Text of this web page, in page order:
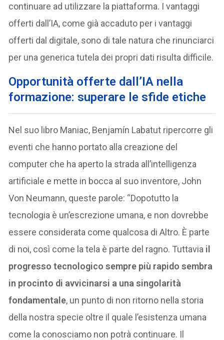
continuare ad utilizzare la piattaforma. I vantaggi
offerti dall’IA, come già accaduto per i vantaggi
offerti dal digitale, sono di tale natura che rinunciarci
per una generica tutela dei propri dati risulta difficile.
Opportunità offerte dall’IA nella
formazione: superare le sfide etiche
Nel suo libro Maniac, Benjamín Labatut ripercorre gli
eventi che hanno portato alla creazione del
computer che ha aperto la strada all’intelligenza
artificiale e mette in bocca al suo inventore, John
Von Neumann, queste parole: “Dopotutto la
tecnologia è un’escrezione umana, e non dovrebbe
essere considerata come qualcosa di Altro. È parte
di noi, così come la tela è parte del ragno. Tuttavia il
progresso tecnologico sempre più rapido sembra
in procinto di avvicinarsi a una singolarità
fondamentale, un punto di non ritorno nella storia
della nostra specie oltre il quale l’esistenza umana
come la conosciamo non potrà continuare. Il